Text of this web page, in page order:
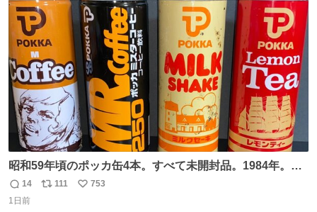
ト
数
数
昭和59年頃のポッカ缶4本。すべて未開封品。1984年。P
マーク。昭和レトロ！
返
信
14
リ
111
い
753
1日前